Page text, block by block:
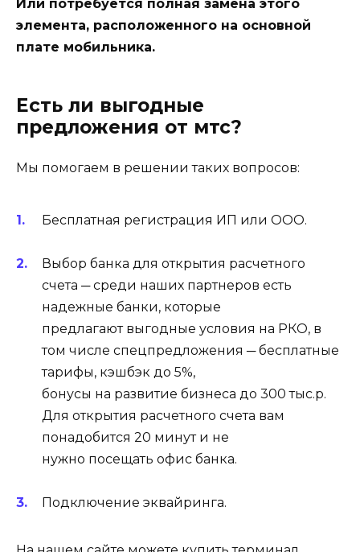
Или потребуется полная замена этого
элемента, расположенного на основной
плате мобильника.
Есть ли выгодные
предложения от мтс?
Мы помогаем в решении таких вопросов:
Бесплатная регистрация ИП или ООО.
Выбор банка для открытия расчетного
счета ─ среди наших партнеров есть
надежные банки, которые
предлагают выгодные условия на РКО, в
том числе спецпредложения ─ бесплатные
тарифы, кэшбэк до 5%,
бонусы на развитие бизнеса до 300 тыс.р.
Для открытия расчетного счета вам
понадобится 20 минут и не
нужно посещать офис банка.
Подключение эквайринга.